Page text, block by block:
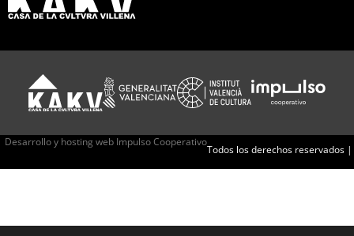
Todos los derechos reservados |
Desarrollo y hosting web Impulso Cooperativo